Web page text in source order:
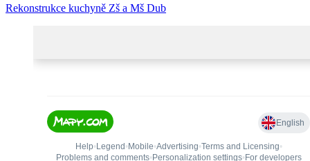
Rekonstrukce kuchyně Zš a Mš Dub